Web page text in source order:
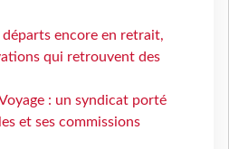
départs encore en retrait,
qui retrouvent des
: un syndicat porté
et ses commissions